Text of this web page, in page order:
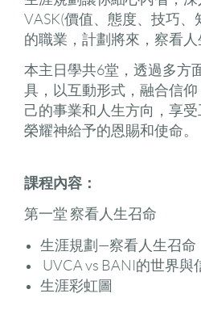
VASK(價值、態度、技巧
的職業，計劃將來，察看人
本主日學共6堂，透過多方
具，以互動形式，融合信
己的事業和人生方向，享受
榮耀神給予的恩賜和使命。
課程內容：
第一堂 察看人生召命
生涯規劃—察看人生召命
UVCA vs BANI的世界與
生涯彩虹圖